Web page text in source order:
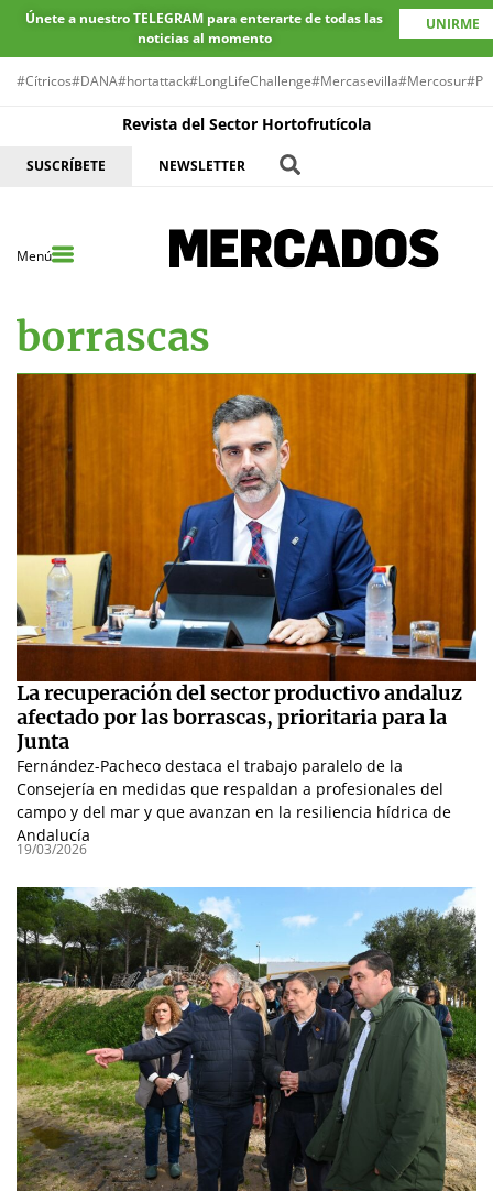
Únete a nuestro TELEGRAM para enterarte de todas las
noticias al momento
UNIRME
#Cítricos#DANA#hortattack#LongLifeChallenge#Mercasevilla#Mercosur
Revista del Sector Hortofrutícola
SUSCRÍBETE NEWSLETTER
Menú
borrascas
La recuperación del sector productivo andaluz
afectado por las borrascas, prioritaria para la
Junta
Fernández-Pacheco destaca el trabajo paralelo de la
Consejería en medidas que respaldan a profesionales del
campo y del mar y que avanzan en la resiliencia hídrica de
Andalucía
19/03/2026